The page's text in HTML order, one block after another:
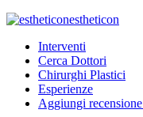
estheticon
Interventi
Cerca Dottori
Chirurghi Plastici
Esperienze
Aggiungi recensione